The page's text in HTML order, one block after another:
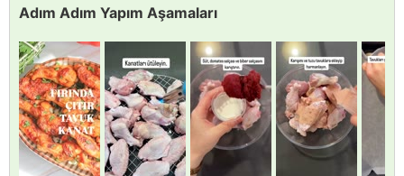
Adım Adım Yapım Aşamaları